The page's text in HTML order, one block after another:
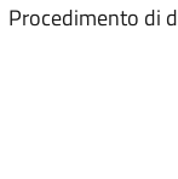
Procedimento di